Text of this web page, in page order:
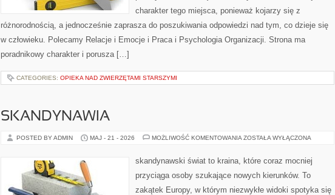
charakter tego miejsca, ponieważ kojarzy się z
różnorodnością, a jednocześnie zaprasza do poszukiwania odpowiedzi nad tym, co dzieje się
w człowieku. Polecamy Relacje i Emocje i Praca i Psychologia Organizacji. Strona ma
poradnikowy charakter i porusza […]
CATEGORIES: OPIEKA NAD ZWIERZĘTAMI STARSZYMI
SKANDYNAWIA
POSTED BY ADMIN MAJ - 21 - 2026 MOŻLIWOŚĆ KOMENTOWANIA SKANDYNAWIA
ZOSTAŁA WYŁĄCZONA
skandynawski świat to kraina, które coraz mocniej
przyciąga osoby szukające nowych kierunków. To
zakątek Europy, w którym niezwykłe widoki spotyka się